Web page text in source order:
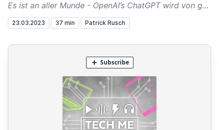
Es ist an aller Munde - OpenAI’s ChatGPT wird von gefühlt jedem verwendet und man überlegt zweimal, ob ein gerade gelesener Text von einer KI erstellt wurde oder von einer natürlichen Person.
23.03.2023 37 min Patrick Rusch